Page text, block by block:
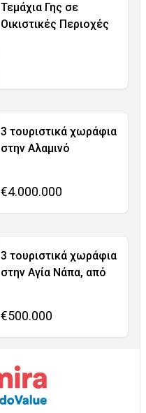
Τεμάχια Γης σε
Οικιστικές Περιοχές
3 τουριστικά χωράφια
στην Αλαμινό
€4.000.000
3 τουριστικά χωράφια
στην Αγία Νάπα, από
€500.000